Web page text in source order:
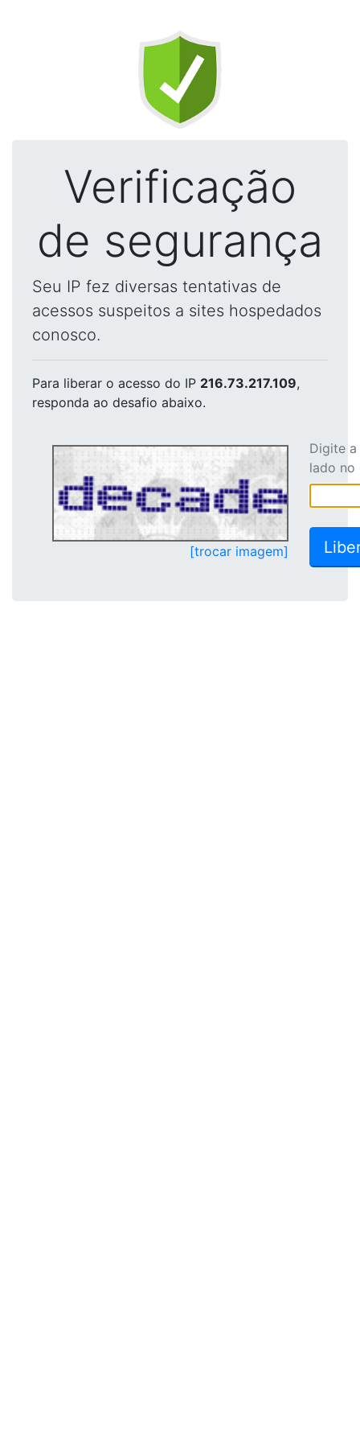
Verificação
de segurança
Seu IP fez diversas tentativas de
acessos suspeitos a sites hospedados
conosco.
Para liberar o acesso do IP 216.73.217.109,
responda ao desafio abaixo.
[trocar imagem]
Digite
lado no